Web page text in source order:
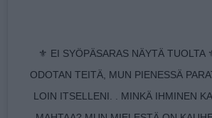
⚜️ EI SYÖPÄSARAS NÄYTÄ TUOLTA
ODOTAN TEITÄ, MUN PIENESSÄ
LOIN ITSELLENI. . MINKÄ IHMINEN